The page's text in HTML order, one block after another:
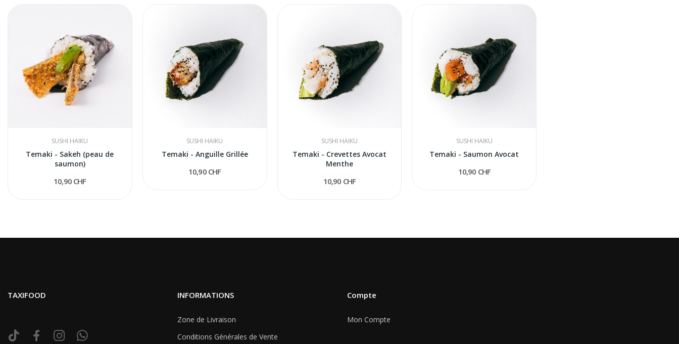
SUSHI HAIKU
Temaki - Sakeh (peau de
saumon)
10,90 CHF
SUSHI HAIKU
Temaki - Anguille Grillée
10,90 CHF
SUSHI HAIKU
Temaki - Crevettes Avocat
Menthe
10,90 CHF
SUSHI HAIKU
Temaki - Saumon Avocat
10,90 CHF
TAXIFOOD INFORMATIONS
Zone de Livraison
Conditions Générales de Vente
Compte
Mon Compte